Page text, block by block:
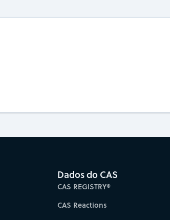
Dados do CAS
CAS REGISTRY®
CAS Reactions